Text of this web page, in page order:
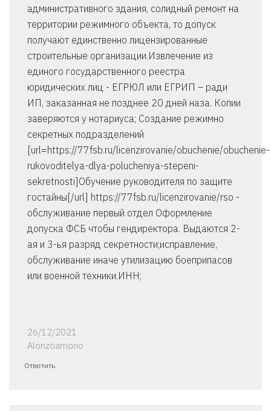
административного здания, солидный ремонт на
территории режимного объекта, то допуск
получают единственно лицензированные
строительные организации.Извлечение из
единого государственного реестра
юридических лиц - ЕГРЮЛ или ЕГРИП – ради
ИП, заказанная не позднее 20 дней наза. Копии
заверяются у нотариуса; Создание режимно
секретных подразделений
[url=https://77fsb.ru/licenzirovanie/obuchenie/obuchenie-
rukovoditelya-dlya-polucheniya-stepeni-
sekretnosti]Обучение руководителя по защите
гостайны[/url] https://77fsb.ru/licenzirovanie/rso -
обслуживание первый отдел Оформление
допуска ФСБ чтобы гендиректора. Выдаются 2-
ая и 3-ья разряд секретности;исправление,
обслуживание иначе утилизацию боеприпасов
или военной техники.ИНН;
26/12/2021
Alonzoamono
Ответить